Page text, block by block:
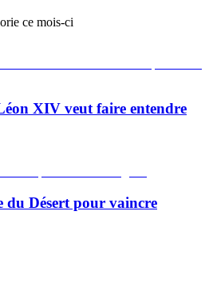
ce mois-ci
XIV veut faire entendre
du Désert pour vaincre